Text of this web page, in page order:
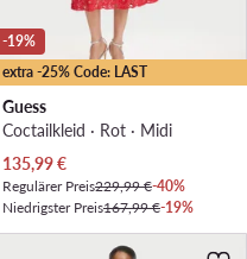
extra -25% Code: LAST
-19%
Guess
Coctailkleid · Rot · Midi
Aktueller Preis
135,99€
Regulärer Preis229,99 €-40%
Niedrigster Preis167,99 €-19%